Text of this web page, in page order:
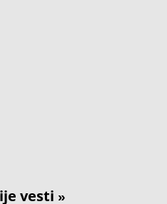
vesti »